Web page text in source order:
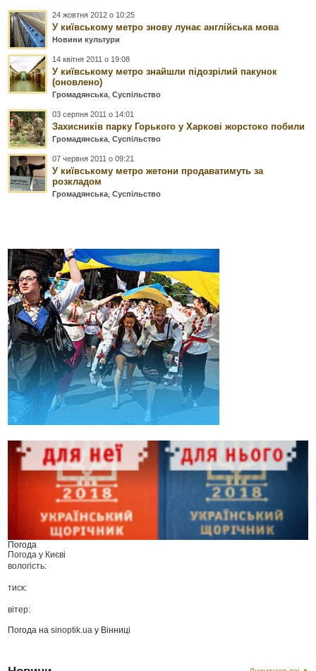
24 жовтня 2012 о 10:25
У київському метро знову лунає англійська мова
Новини культури
14 квітня 2011 о 19:08
У київському метро знайшли підозрілий пакунок
(оновлено)
Громадянська ,Суспільство
03 серпня 2011 о 14:01
Захисників парку Горького у Харкові жорстоко побили
Громадянська ,Суспільство
07 червня 2011 о 09:21
У київському метро жетони продаватимуть за
розкладом
Громадянська ,Суспільство
Погода
Погода у Києві
вологість:
тиск:
вітер:
Погода наsinoptik.ua у Вінниці